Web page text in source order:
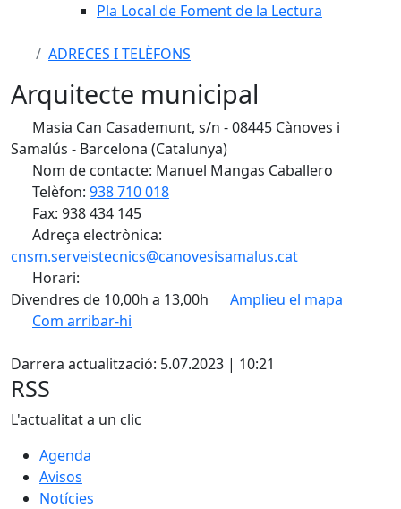
Pla Local de Foment de la Lectura
ADRECES I TELÈFONS
Arquitecte municipal
Masia Can Casademunt, s/n - 08445 Cànoves i
Samalús - Barcelona (Catalunya)
Nom de contacte: Manuel Mangas Caballero
Telèfon: 938 710 018
Fax: 938 434 145
Adreça electrònica:
cnsm.serveistecnics@canovesisamalus.cat
Horari:
Divendres de 10,00h a 13,00h
Amplieu el mapa
Com arribar-hi
+
−
Darrera actualització: 5.07.2023 | 10:21
RSS
L'actualitat a un clic
Agenda
Avisos
Notícies